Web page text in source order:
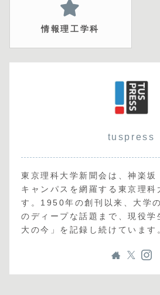
情報理工学科
tuspress
東京理科大学新聞会は、神楽坂
キャンパスを網羅する東京理科
す。1950年の創刊以来、大学
のディープな話題まで、現役学
大の今」を記録し続けています